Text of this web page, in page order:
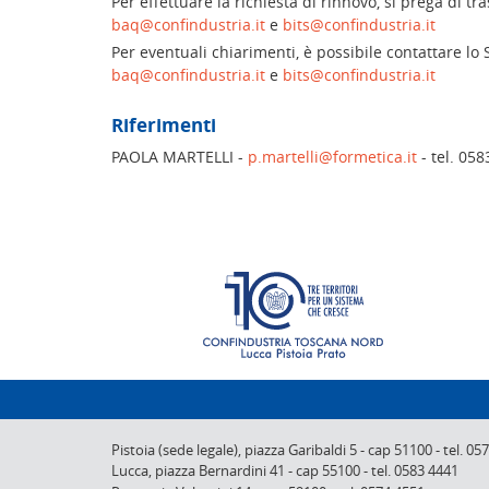
baq@confindustria.ite bits@confindustria.it
Per eventuali chiarimenti, è possibile contattare
baq@confindustria.ite bits@confindustria.it
Riferimenti
PAOLA MARTELLI - p.martelli@formetica.it- tel.
Pistoia (sede legale), piazza Garibaldi 5-cap 51100-tel.
Lucca, piazza Bernardini 41 -cap 55100-tel. 0583 4441